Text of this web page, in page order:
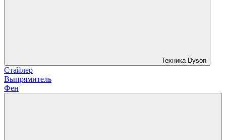
Техника Dyson
Стайлер
Выпрямитель
Фен